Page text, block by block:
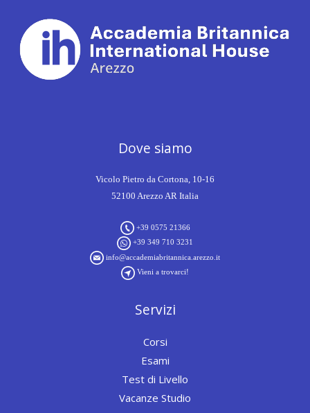
Dove siamo
Vicolo Pietro da Cortona, 10-16
52100 Arezzo AR Italia
+39 0575 21366
+39 349 710 3231
info@accademiabritannica.arezzo.it
Vieni a trovarci!
Servizi
Corsi
Esami
Test di Livello
Vacanze Studio